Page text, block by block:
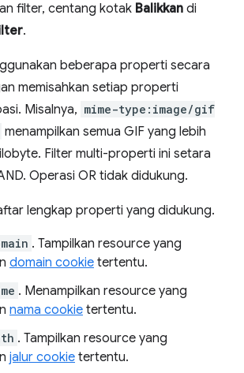
filter, centang kotak Balikkan di
.
beberapa properti secara
memisahkan setiap properti
Misalnya, mime-type:image/gif
menampilkan semua GIF yang lebih
Filter multi-properti ini setara
Operasi OR tidak didukung.
lengkap properti yang didukung.
. Tampilkan resource yang
domain cookie tertentu.
. Menampilkan resource yang
nama cookie tertentu.
. Tampilkan resource yang
jalur cookie tertentu.